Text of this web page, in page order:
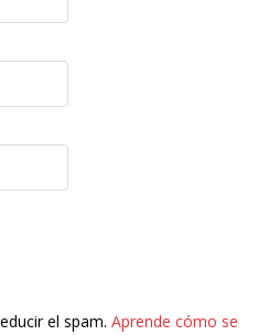
el spam. Aprende cómo se